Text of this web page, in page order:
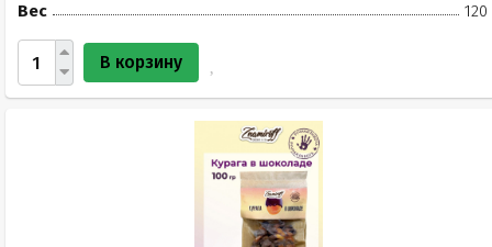
Вес
120
В корзину